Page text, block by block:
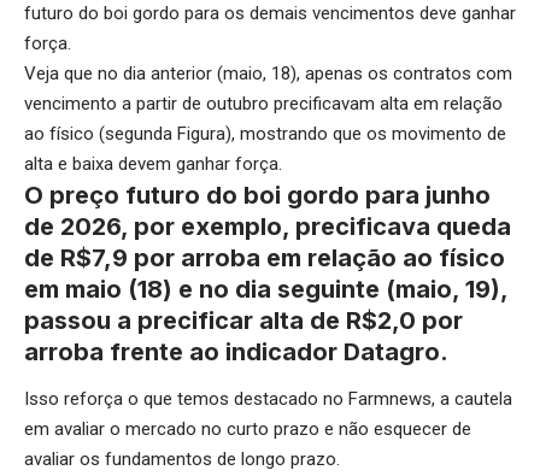
futuro do boi gordo para os demais vencimentos deve ganhar
força.
Veja que no dia anterior (maio, 18), apenas os contratos com
vencimento a partir de outubro precificavam alta em relação
ao físico (segunda Figura), mostrando que os movimento de
alta e baixa devem ganhar força.
O preço futuro do boi gordo para junho
de 2026, por exemplo, precificava queda
de R$7,9 por arroba em relação ao físico
em maio (18) e no dia seguinte (maio, 19),
passou a precificar alta de R$2,0 por
arroba frente ao indicador Datagro.
Isso reforça o que temos destacado no Farmnews, a cautela
em avaliar o mercado no curto prazo e não esquecer de
avaliar os fundamentos de longo prazo.